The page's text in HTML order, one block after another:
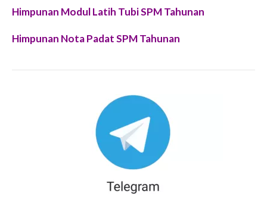
Himpunan Modul Latih Tubi SPM Tahunan
Himpunan Nota Padat SPM Tahunan